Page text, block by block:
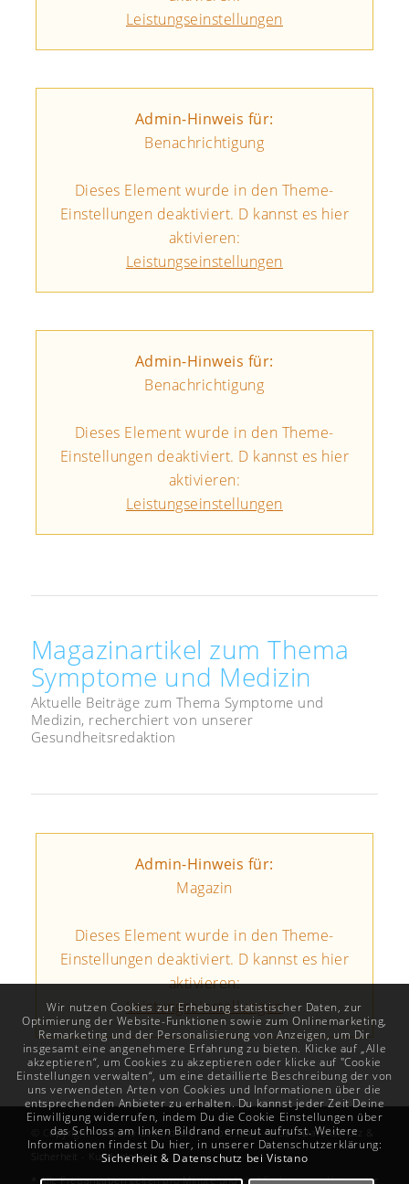
Leistungseinstellungen
Admin-Hinweis für:
Benachrichtigung
Dieses Element wurde in den Theme-
Einstellungen deaktiviert. D kannst es hier
aktivieren:
Leistungseinstellungen
Admin-Hinweis für:
Benachrichtigung
Dieses Element wurde in den Theme-
Einstellungen deaktiviert. D kannst es hier
aktivieren:
Leistungseinstellungen
Magazinartikel zum Thema
Symptome und Medizin
Aktuelle Beiträge zum Thema Symptome und
Medizin, recherchiert von unserer
Gesundheitsredaktion
Admin-Hinweis für:
Magazin
Dieses Element wurde in den Theme-
Einstellungen deaktiviert. D kannst es hier
aktivieren:
Leistungseinstellungen
© Copyright -Vistano Gesundheit -Impressum-AGB-Datenschutz &
Sicherheit
Kundenlogin
* Alle Preisangaben gelten pro Minute und sind Endpreise, inklusive der
Wir nutzen Cookies zur Erhebung statistischer Daten, zur
Optimierung der Website-Funktionen sowie zum Onlinemarketing,
Remarketing und der Personalisierung von Anzeigen, um Dir
insgesamt eine angenehmere Erfahrung zu bieten. Klicke auf „Alle
akzeptieren“, um Cookies zu akzeptieren oder klicke auf "Cookie
Einstellungen verwalten“, um eine detaillierte Beschreibung der von
uns verwendeten Arten von Cookies und Informationen über die
entsprechenden Anbieter zu erhalten. Du kannst jeder Zeit Deine
Einwilligung widerrufen, indem Du die Cookie Einstellungen über
das Schloss am linken Bildrand erneut aufrufst. Weitere
Informationen findest Du hier, in unserer Datenschutzerklärung:
Sicherheit & Datenschutz bei Vistano